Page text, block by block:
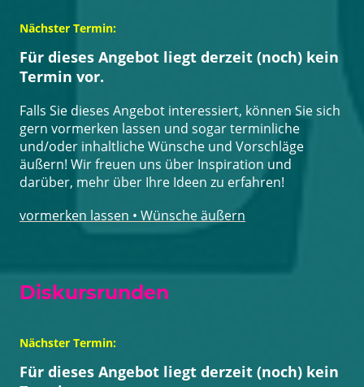
Nächster Termin:
Für dieses Angebot liegt derzeit (noch) kein
Termin vor.
Falls Sie dieses Angebot interessiert, können Sie sich
gern vormerken lassen und sogar terminliche
und/oder inhaltliche Wünsche und Vorschläge
äußern! Wir freuen uns über Inspiration und
darüber, mehr über Ihre Ideen zu erfahren!
vormerken lassen • Wünsche äußern
Diskursrunden
Nächster Termin:
Für dieses Angebot liegt derzeit (noch) kein